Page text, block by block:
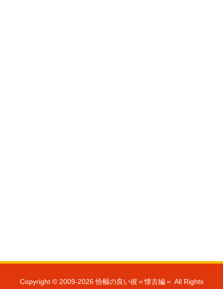
Copyright © 2009-2026 恰幅の良い彼＝懐古編＝ All Rights